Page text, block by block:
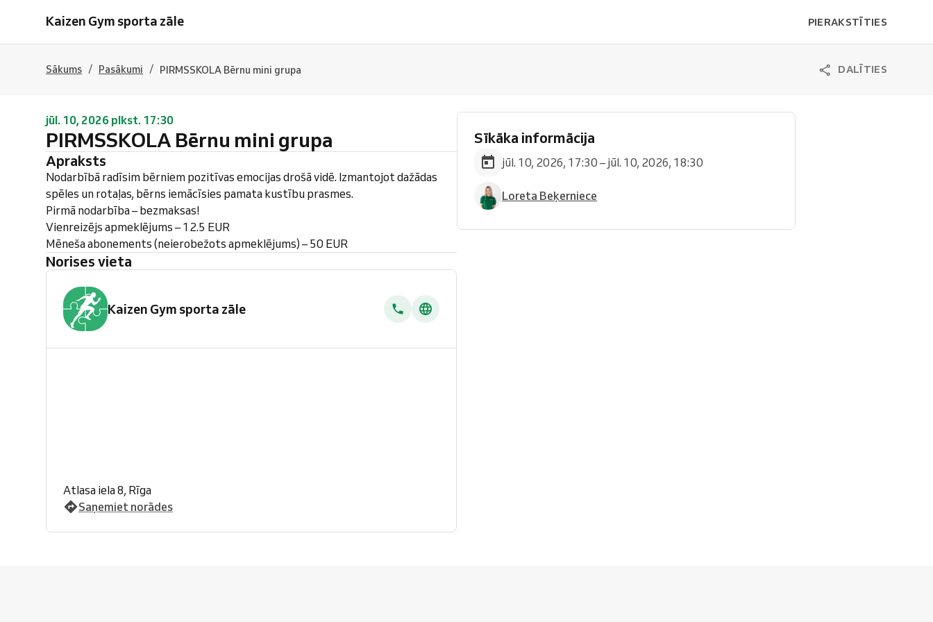
Kaizen Gym sporta zāle PIERAKSTĪTIES
Sākums / Pasākumi / PIRMSSKOLA Bērnu mini grupa DALĪTIES
jūl. 10, 2026 plkst. 17:30
PIRMSSKOLA Bērnu mini grupa
Apraksts
Nodarbībā radīsim bērniem pozitīvas emocijas drošā vidē. Izmantojot dažādas
spēles un rotaļas, bērns iemācīsies pamata kustību prasmes.
Pirmā nodarbība – bezmaksas!
Vienreizējs apmeklējums – 12.5 EUR
Mēneša abonements (neierobežots apmeklējums) – 50 EUR
Norises vieta
Kaizen Gym sporta zāle
Atlasa iela 8, Rīga
Saņemiet norādes
Sīkāka informācija
jūl. 10, 2026, 17:30 – jūl. 10, 2026, 18:30
Loreta Beķerniece